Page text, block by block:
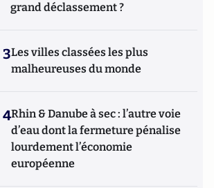
grand déclassement ?
3Les villes classées les plus
malheureuses du monde
4Rhin & Danube à sec : l’autre voie
d’eau dont la fermeture pénalise
lourdement l’économie
européenne